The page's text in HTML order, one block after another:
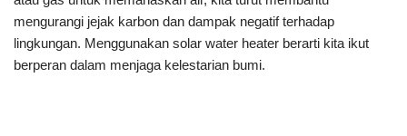
mengurangi jejak karbon dan dampak negatif terhadap
lingkungan. Menggunakan solar water heater berarti kita ikut
berperan dalam menjaga kelestarian bumi.